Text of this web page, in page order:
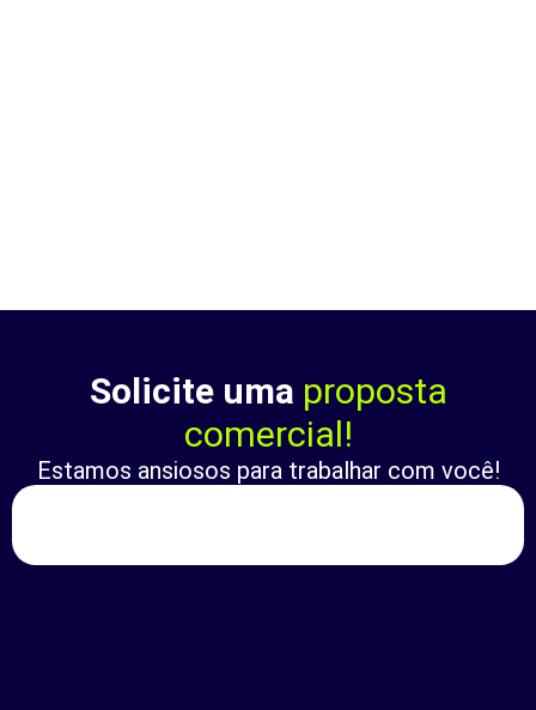
Solicite uma proposta
comercial!
Estamos ansiosos para trabalhar com você!